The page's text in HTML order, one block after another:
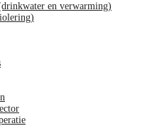
en verwarming)